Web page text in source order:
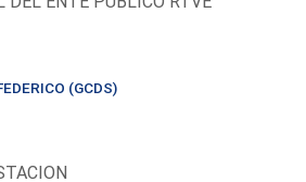
(GCDS)